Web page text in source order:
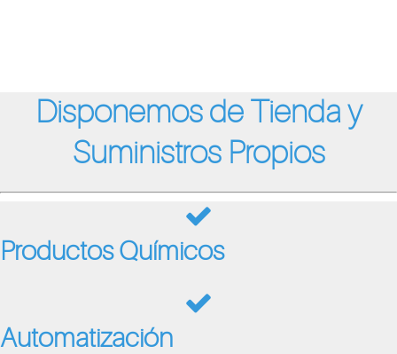
Disponemos de Tienda y
Suministros Propios
Productos Químicos
Automatización